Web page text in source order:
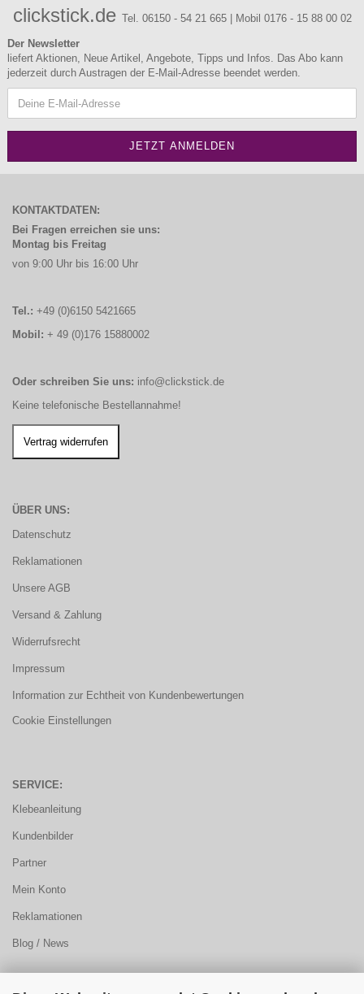
clickstick.de Tel. 06150 - 54 21 665 | Mobil 0176 - 15 88 00 02
Der Newsletter
liefert Aktionen, Neue Artikel, Angebote, Tipps und Infos. Das Abo kann
jederzeit durch Austragen der E-Mail-Adresse beendet werden.
KONTAKTDATEN:
Bei Fragen erreichen sie uns:
Montag bis Freitag
von 9:00 Uhr bis 16:00 Uhr
Tel.: +49 (0)6150 5421665
Mobil: + 49 (0)176 15880002
Oder schreiben Sie uns: info@clickstick.de
Keine telefonische Bestellannahme!
ÜBER UNS:
Datenschutz
Reklamationen
Unsere AGB
Versand & Zahlung
Widerrufsrecht
Impressum
Information zur Echtheit von Kundenbewertungen
Cookie Einstellungen
SERVICE:
Klebeanleitung
Kundenbilder
Partner
Mein Konto
Reklamationen
Blog / News